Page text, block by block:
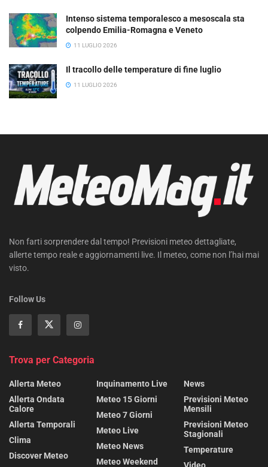
Intenso sistema temporalesco a mesoscala sta
colpendo Emilia-Romagna e Veneto
11 LUGLIO 2026
Il tracollo delle temperature di fine luglio
11 LUGLIO 2026
Non farti sorprendere dal tempo! Previsioni meteo dettagliate,
allerte tempo reale e aggiornamenti live. Il meteo, come non l’hai mai
visto.
Follow Us
Trova per Categoria
Allerta Meteo
Allerta Ondata
Calore
Allerta Temporali
Clima
Discover Meteo
Inquinamento Live
Meteo 15 Giorni
Meteo 7 Giorni
Meteo Live
Meteo News
Meteo Weekend
News
Previsioni Meteo
Mensili
Previsioni Meteo
Stagionali
Temperature